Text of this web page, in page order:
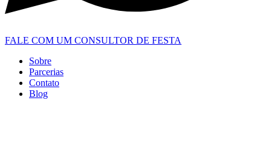
FALE COM UM CONSULTOR DE FESTA
Sobre
Parcerias
Contato
Blog